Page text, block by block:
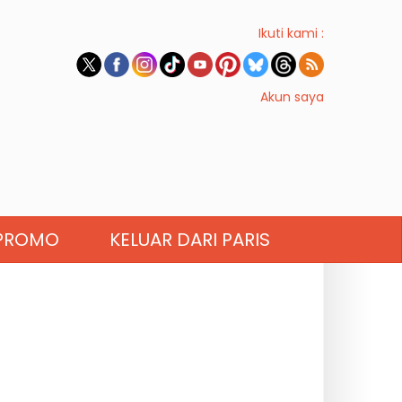
Ikuti kami :
Akun saya
KELUAR DARI PARIS